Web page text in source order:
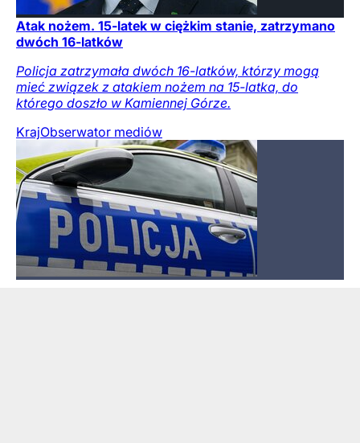
Atak nożem. 15-latek w ciężkim stanie, zatrzymano
dwóch 16-latków
Policja zatrzymała dwóch 16-latków, którzy mogą
mieć związek z atakiem nożem na 15-latka, do
którego doszło w Kamiennej Górze.
KrajObserwator mediów